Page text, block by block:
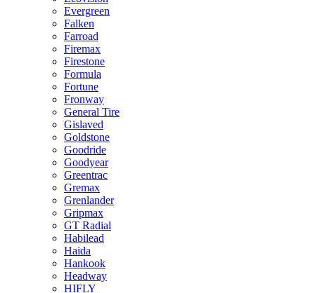
Evergreen
Falken
Farroad
Firemax
Firestone
Formula
Fortune
Fronway
General Tire
Gislaved
Goldstone
Goodride
Goodyear
Greentrac
Gremax
Grenlander
Gripmax
GT Radial
Habilead
Haida
Hankook
Headway
HIFLY